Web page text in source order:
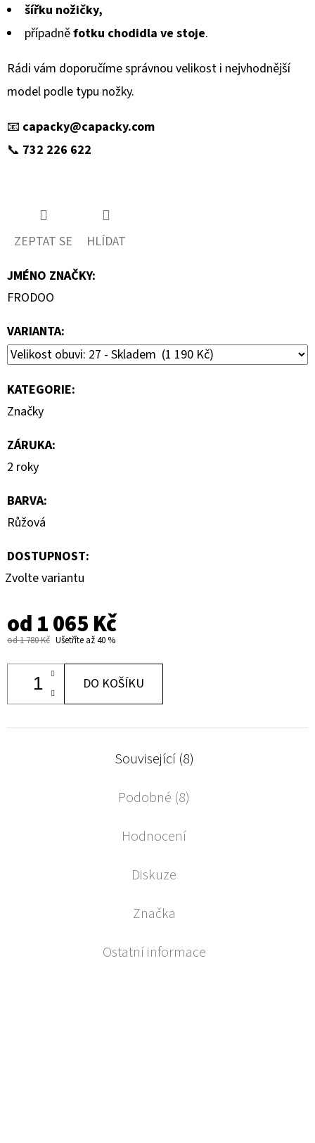
šířku nožičky,
případněfotku chodidla ve stoje.
Rádi vám doporučíme správnou velikost i nejvhodnější
model podle typu nožky.
📧 capacky@capacky.com
📞 732 226 622
ZEPTAT SE
HLÍDAT
JMÉNO ZNAČKY:
FRODOO
VARIANTA:
KATEGORIE:
Značky
ZÁRUKA:
2 roky
BARVA:
Růžová
DOSTUPNOST:
Zvolte variantu
od1 065 Kč
od 1 780 Kč Ušetříte až 40 %
DO KOŠÍKU
Související (8)
Podobné (8)
Hodnocení
Diskuze
Značka
Ostatní informace